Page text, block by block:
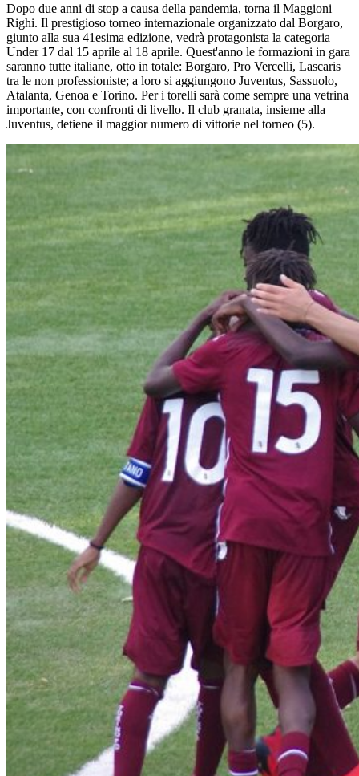
Dopo due anni di stop a causa della pandemia, torna il Maggioni
Righi. Il prestigioso torneo internazionale organizzato dal Borgaro,
giunto alla sua 41esima edizione, vedrà protagonista la categoria
Under 17 dal 15 aprile al 18 aprile. Quest'anno le formazioni in gara
saranno tutte italiane, otto in totale: Borgaro, Pro Vercelli, Lascaris
tra le non professioniste; a loro si aggiungono Juventus, Sassuolo,
Atalanta, Genoa e Torino. Per i torelli sarà come sempre una vetrina
importante, con confronti di livello. Il club granata, insieme alla
Juventus, detiene il maggior numero di vittorie nel torneo (5).